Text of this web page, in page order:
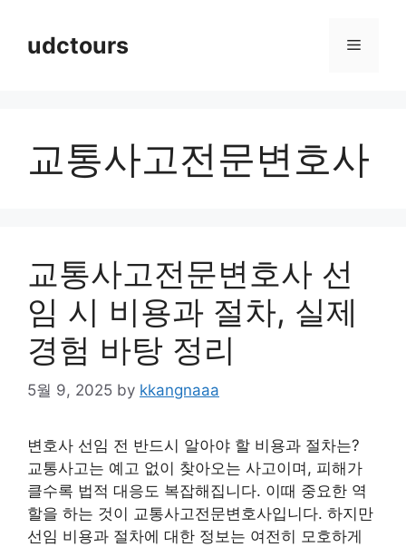
contentudctours Menu
교통사고전문변호사
교통사고전문변호사 선
임 시 비용과 절차, 실제
경험 바탕 정리
5월 9, 2025 by kkangnaaa
변호사 선임 전 반드시 알아야 할 비용과 절차는?
교통사고는 예고 없이 찾아오는 사고이며, 피해가
클수록 법적 대응도 복잡해집니다. 이때 중요한 역
할을 하는 것이 교통사고전문변호사입니다. 하지만
선임 비용과 절차에 대한 정보는 여전히 모호하게